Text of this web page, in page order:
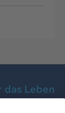
das Leben